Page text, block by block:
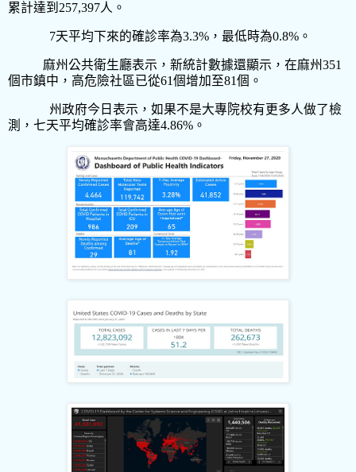
累計達到 257,397人。
7天平均下來的確診率為3.3% ，最低時為0.8% 。
麻州公共衛生廳表示，新統計數據還顯示，在麻州351
個市鎮中，高危險社區已從61個增加至81個。
州政府今日表示，如果不是大專院校有更多人做了檢
測，七天平均確診率會高達4.86% 。